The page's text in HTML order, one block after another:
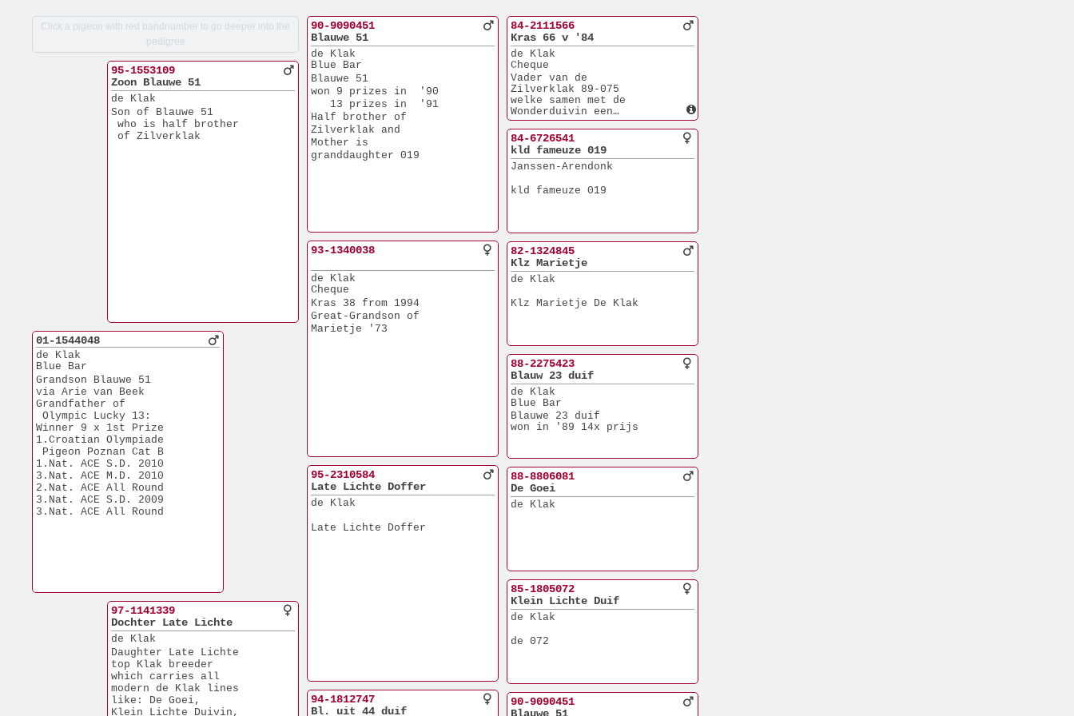
Click a pigeon with red bandnumber to go deeper into the
pedigree
01-1544048
de Klak
Blue Bar
Grandson Blauwe 51
via Arie van Beek
Grandfather of
Olympic Lucky 13:
Winner 9 x 1st Prize
1.Croatian Olympiade
Pigeon Poznan Cat B
1.Nat. ACE S.D. 2010
3.Nat. ACE M.D. 2010
2.Nat. ACE All Round
3.Nat. ACE S.D. 2009
95-1553109
Zoon Blauwe 51
de Klak
Son of Blauwe 51
who is half brother
of Zilverklak
97-1141339
Dochter Late Lichte
de Klak
Daughter Late Lichte
top Klak breeder
which carries all
modern de Klak lines
like: De Goei,
Klein Lichte Duivin,
90-9090451
Blauwe 51
de Klak
Blue Bar
Blauwe 51
won 9 prizes in  '90
   13 prizes in  '91
Half brother of
Zilverklak and
Mother is
granddaughter 019
93-1340038
de Klak
Cheque
Kras 38 from 1994
Great-Grandson of
Marietje '73
95-2310584
Late Lichte Doffer
de Klak
Late Lichte Doffer
94-1812747
Bl. uit 44 duif
84-2111566
Kras 66 v '84
de Klak
Cheque
Vader van de
Zilverklak 89-075
welke samen met de
Wonderduivin een
superkoppel vormde.
19 direkte kinderen
van dit koppel wist
een of meer zuivere
1e Prijzen te winnen
84-6726541
kld fameuze 019
Janssen-Arendonk
kld fameuze 019
82-1324845
Klz Marietje
de Klak
Klz Marietje De Klak
88-2275423
Blauw 23 duif
de Klak
Blue Bar
Blauwe 23 duif
won in '89 14x prijs
88-8806081
De Goei
de Klak
85-1805072
Klein Lichte Duif
de Klak
de 072
90-9090451